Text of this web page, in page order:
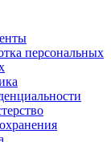
персональных